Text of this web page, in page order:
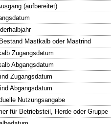
(aufbereitet)
Mastkalb oder Mastrind
Zugangsdatum
Abgangsdatum
Zugangsdatum
Abgangsdatum
Nutzungsangabe
für Betriebsteil, Herde oder Gruppe